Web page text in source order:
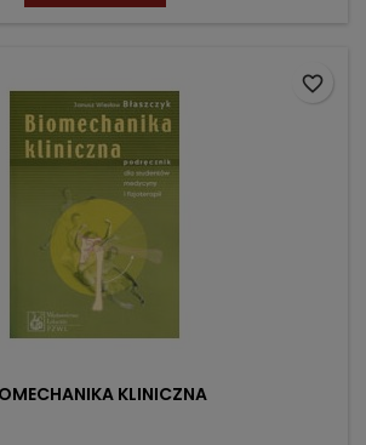
KLINICZNA
favorite_border